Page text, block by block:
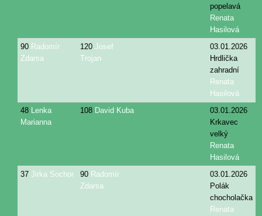
popelavá
Renata
Hasilová
90 Radomír
Zdarsa
120 Josef
Trojan
03.01.2026
Hrdlička
zahradní
Renata
Hasilová
48 Lenka
Marianna
108 David Kuba
03.01.2026
Krkavec
velký
Renata
Hasilová
37 Jirka Sochor 90 Radomír
Zdarsa
03.01.2026
Polák
chocholačka
Renata